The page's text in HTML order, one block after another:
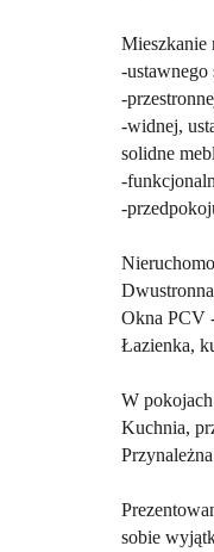
Mieszkanie
-ustawnego
-
-widnej,
solidne
-
-
Okna PCV
Łazienka,
W pokojach
Kuchnia,
sobie